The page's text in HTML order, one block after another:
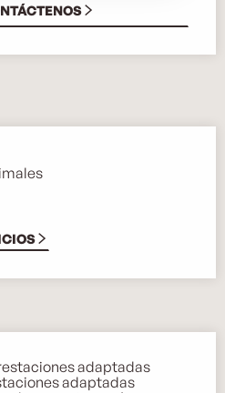
adaptadas
adaptadas